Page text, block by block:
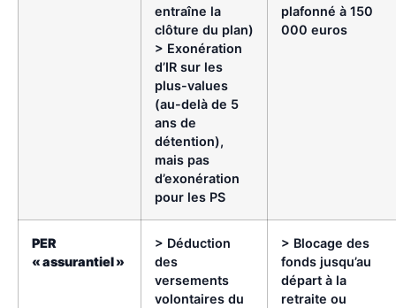
entraîne la
clôture du plan)
> Exonération
d’IR sur les
plus-values
(au-delà de 5
ans de
détention),
mais pas
d’exonération
pour les PS
plafonné à 150
000 euros
PER
« assurantiel »
> Déduction
des
versements
volontaires du
> Blocage des
fonds jusqu’au
départ à la
retraite ou